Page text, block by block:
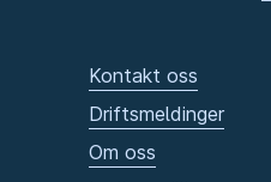
Kontakt oss
Driftsmeldinger
Om oss